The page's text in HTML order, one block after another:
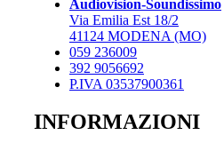
Audiovision-Soundissimo
Via Emilia Est 18/2
41124 MODENA (MO)
059 236009
392 9056692
P.IVA 03537900361
INFORMAZIONI